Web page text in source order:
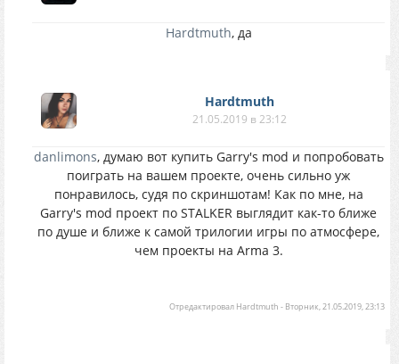
Hardtmuth, да
Hardtmuth
21.05.2019 в 23:12
danlimons, думаю вот купить Garry's mod и попробовать
поиграть на вашем проекте, очень сильно уж
понравилось, судя по скриншотам! Как по мне, на
Garry's mod проект по STALKER выглядит как-то ближе
по душе и ближе к самой трилогии игры по атмосфере,
чем проекты на Arma 3.
Отредактировал Hardtmuth - Вторник, 21.05.2019, 23:13